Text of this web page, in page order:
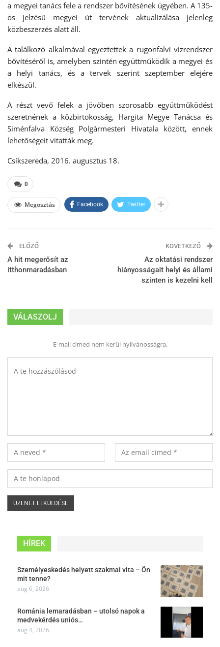
a megyei tanács fele a rendszer bővítésének ügyében. A 135-
ös jelzésű megyei út tervének aktualizálása jelenleg
közbeszerzés alatt áll.
A találkozó alkalmával egyeztettek a rugonfalvi vízrendszer
bővítéséről is, amelyben szintén együttműködik a megyei és
a helyi tanács, és a tervek szerint szeptember elejére
elkészül.
A részt vevő felek a jövőben szorosabb együttműködést
szeretnének a közbirtokosság, Hargita Megye Tanácsa és
Siménfalva Község Polgármesteri Hivatala között, ennek
lehetőségeit vitatták meg.
Csíkszereda, 2016. augusztus 18.
0
Megosztás Facebook Twitter
ELŐZŐ
A hit megerősít az
itthonmaradásban
KÖVETKEZŐ
Az oktatási rendszer
hiányosságait helyi és állami
szinten is kezelni kell
VÁLASZOLJ
E-mail címed nem kerül nyilvánosságra.
HÍREK
Személyeskedés helyett szakmai vita – Ön
mit tenne?
aug 6, 2026
Románia lemaradásban – utolsó napok a
medvekérdés uniós…
aug 4, 2026